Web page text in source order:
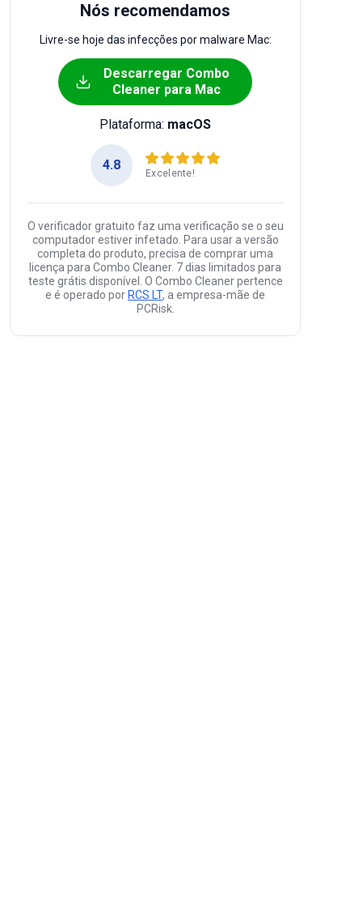
Nós recomendamos
Livre-se hoje das infecções por malware Mac:
Descarregar Combo
Cleaner para Mac
Plataforma: macOS
4.8
Excelente!
O verificador gratuito faz uma verificação se o seu
computador estiver infetado. Para usar a versão
completa do produto, precisa de comprar uma
licença para Combo Cleaner. 7 dias limitados para
teste grátis disponível. O Combo Cleaner pertence
e é operado por RCS LT, a empresa-mãe de
PCRisk.